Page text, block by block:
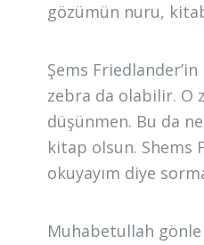
gözümün nuru,
Şems
zebra da olabilir. O
düşünmen. Bu da
kitap olsun. Shems
okuyayım diye
Muhabetullah gönle